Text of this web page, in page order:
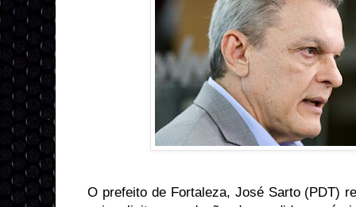
O prefeito de Fortaleza, José Sarto (PDT)